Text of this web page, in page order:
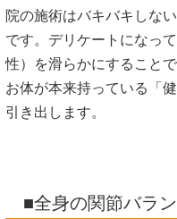
院の施術はバキバキしな
です。デリケートになっ
性）を滑らかにすること
お体が本来持っている「
引き出します。
■全身の関節バラ